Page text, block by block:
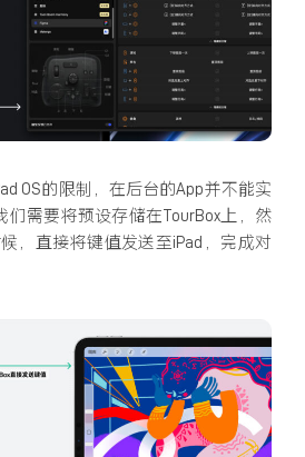
OS的限制，在后台的App并不能实
们需要将预设存储在TourBox上，然
，直接将键值发送至iPad，完成对